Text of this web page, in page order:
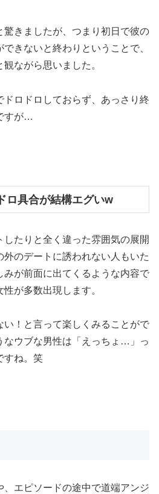
驚きましたが、つまり初日で彼の
きないと終わりということで、
ながら思いました。
ドロドロしておらず、あっさり終
すが…
ロ具合が結構エグいw
したりと全く違った雰囲気の展開
のデートに誘われない人もいた
みが前面に出てくるような内容で
が多数出現します。
い！と言って楽しくみることがで
なウブな男性は「えっちょ…」っ
すね。笑
エピソードの途中で道端アンジ